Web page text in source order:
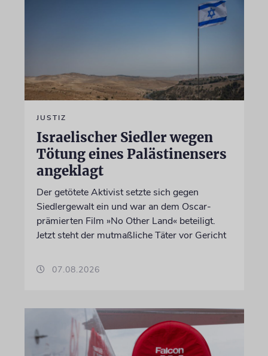
JUSTIZ
Israelischer Siedler wegen
Tötung eines Palästinensers
angeklagt
Der getötete Aktivist setzte sich gegen
Siedlergewalt ein und war an dem Oscar-
prämierten Film »No Other Land« beteiligt.
Jetzt steht der mutmaßliche Täter vor Gericht
07.08.2026